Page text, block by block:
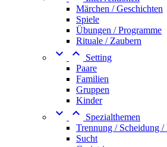
Märchen / Geschichten
Spiele
Übungen / Programme
Rituale / Zaubern
 
Setting
Paare
Familien
Gruppen
Kinder
 
Spezialthemen
Trennung / Scheidung
Sucht